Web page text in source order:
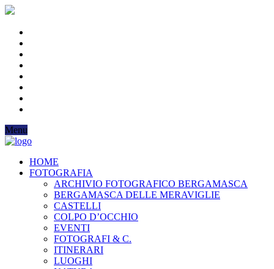
Menu
HOME
FOTOGRAFIA
ARCHIVIO FOTOGRAFICO BERGAMASCA
BERGAMASCA DELLE MERAVIGLIE
CASTELLI
COLPO D’OCCHIO
EVENTI
FOTOGRAFI & C.
ITINERARI
LUOGHI